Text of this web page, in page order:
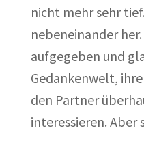
nicht mehr sehr
nebeneinander
aufgegeben und
Gedankenwelt,
den Partner
interessieren.